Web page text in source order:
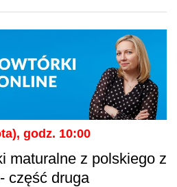
godz. 10:00
maturalne z polskiego z
część druga